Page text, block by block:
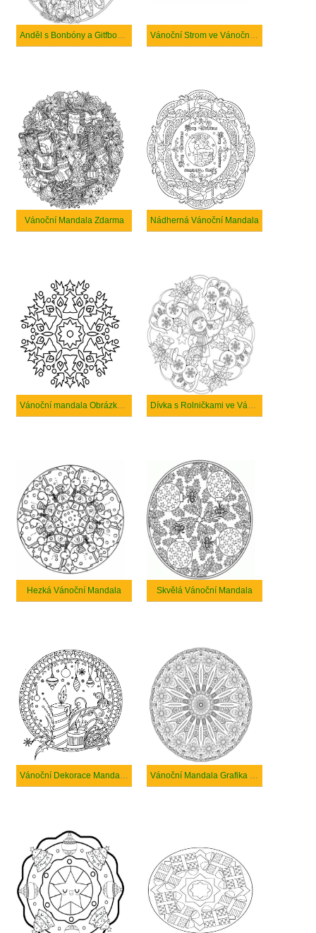
Anděl s Bonbóny a Gitfboxy ve Vánoční Mandale Vánoční Strom ve Vánoční Mandale
Vánoční Mandala Zdarma Nádherná Vánoční Mandala
Vánoční mandala Obrázky Zdarma Dívka s Rolničkami ve Vánoční Mandale
Hezká Vánoční Mandala Skvělá Vánoční Mandala
Vánoční Dekorace Mandaly a Svíčky Vánoční Mandala Grafika Zdarma